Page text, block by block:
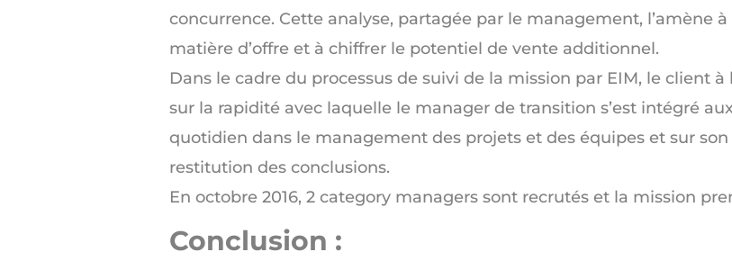
concurrence. Cette analyse, partagée par le management, l’amène
matière d’offre et à chiffrer le potentiel de vente additionnel.
Dans le cadre du processus de suivi de la mission par EIM, le client à
sur la rapidité avec laquelle le manager de transition s’est intégré
quotidien dans le management des projets et des équipes et sur
restitution des conclusions.
En octobre 2016, 2 category managers sont recrutés et la mission
Conclusion :